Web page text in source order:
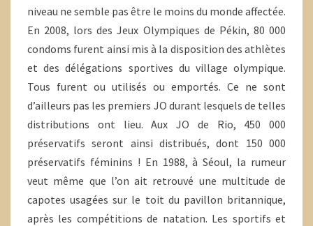
niveau ne semble pas être le moins du monde affectée.
En 2008, lors des Jeux Olympiques de Pékin, 80 000
condoms furent ainsi mis à la disposition des athlètes
et des délégations sportives du village olympique.
Tous furent ou utilisés ou emportés. Ce ne sont
d’ailleurs pas les premiers JO durant lesquels de telles
distributions ont lieu. Aux JO de Rio, 450 000
préservatifs seront ainsi distribués, dont 150 000
préservatifs féminins ! En 1988, à Séoul, la rumeur
veut même que l’on ait retrouvé une multitude de
capotes usagées sur le toit du pavillon britannique,
après les compétitions de natation. Les sportifs et